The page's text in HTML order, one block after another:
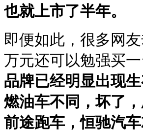
也就上市了半年。
即便如此，很多网
万元还可以勉强买
品牌已经明显出现
燃油车不同，坏了
前途跑车，恒驰汽